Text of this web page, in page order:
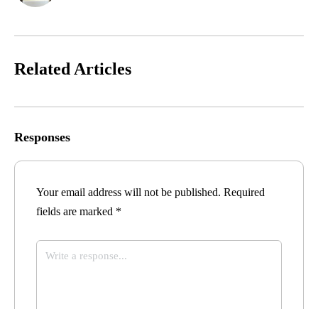
Related Articles
Responses
Your email address will not be published. Required
fields are marked *